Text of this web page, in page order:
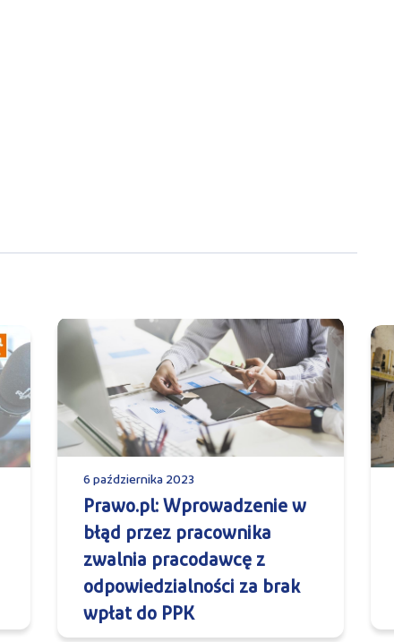
6 października 2023
Prawo.pl: Wprowadzenie w
błąd przez pracownika
zwalnia pracodawcę z
odpowiedzialności za brak
wpłat do PPK